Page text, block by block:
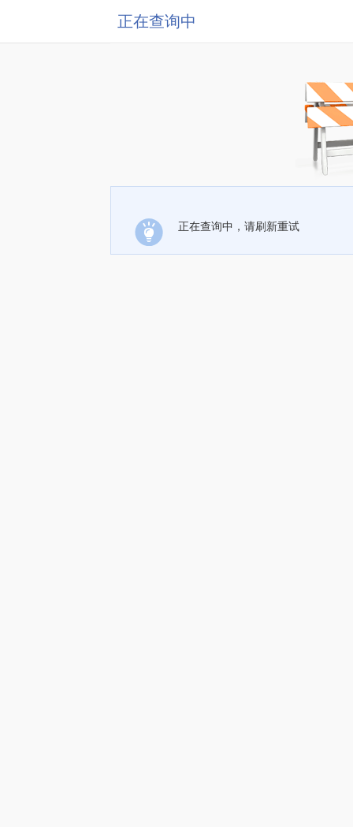
正在查询中
正在查询中，请刷新重试